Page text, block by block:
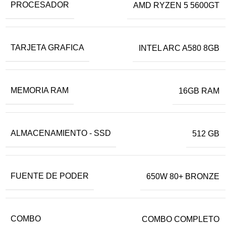
PROCESADOR AMD RYZEN 5 5600GT
TARJETA GRAFICA INTEL ARC A580 8GB
MEMORIA RAM 16GB RAM
ALMACENAMIENTO - SSD 512 GB
FUENTE DE PODER 650W 80+ BRONZE
COMBO COMBO COMPLETO